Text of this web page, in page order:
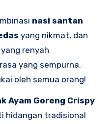
nasi santan
yang nikmat, dan
yang renyah
yang sempurna.
oleh semua orang!
Ayam Goreng Crispy
hidangan tradisional